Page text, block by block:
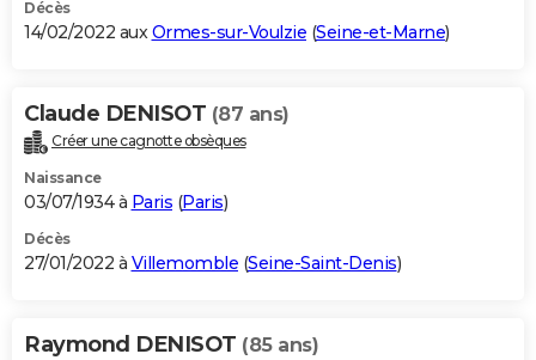
Décès
14/02/2022 auxOrmes-sur-Voulzie (Seine-et-Marne)
Claude DENISOT (87 ans)
Créer une cagnotte obsèques
Naissance
03/07/1934 à Paris (Paris)
Décès
27/01/2022 à Villemomble (Seine-Saint-Denis)
Raymond DENISOT (85 ans)